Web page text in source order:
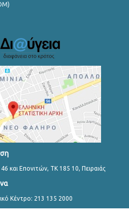
46 και Επονιτών, ΤΚ 185 10, Πειραιάς
Κέντρο: 213 135 2000